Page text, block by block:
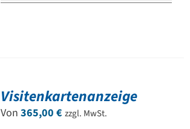
Visitenkartenanzeige
Von 365,00 € zzgl. MwSt.